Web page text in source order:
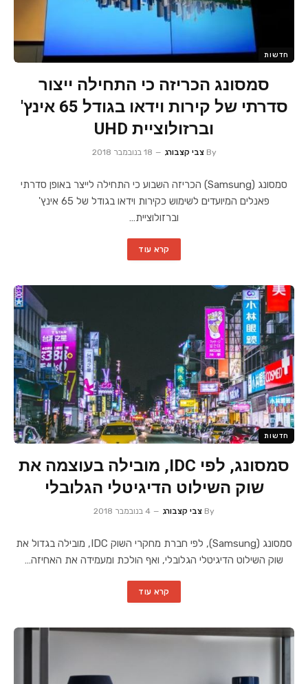
חדשות
סמסונג הכריזה כי התחילה ייצור
סדרתי של קירות וידאו בגודל 65 אינץ'
וברזולוציית UHD
By צבי קצבורג 18 בנובמבר 2018
סמסונג (Samsung) הכריזה השבוע כי התחילה לייצר באופן סדרתי
פאנלים המיועדים לשימוש כקירות וידאו בגודל של 65 אינץ'
וברזולוציית…
קרא עוד
חדשות
סמסונג, לפי IDC, מובילה בעוצמה את
שוק השילוט הדיגיטלי הגלובלי
By צבי קצבורג 4 בנובמבר 2018
סמסונג (Samsung), לפי חברת מחקרי השוק IDC, מובילה בגדול את
שוק השילוט הדיגיטלי הגלובלי, ואף הולכת ומעמידה את האחיזה…
קרא עוד